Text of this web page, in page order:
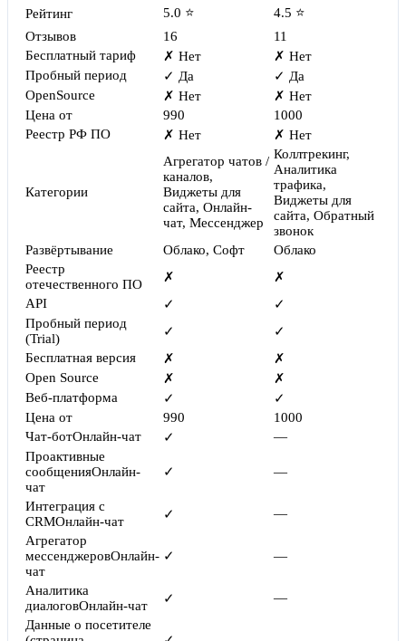
Рейтинг
5.0 ⭐
4.5 ⭐
Отзывов
16
11
Бесплатный тариф
✗ Нет
✗ Нет
Пробный период
✓ Да
✓ Да
OpenSource
✗ Нет
✗ Нет
Цена от
990
1000
Реестр РФ ПО
✗ Нет ✗ Нет
Категории
Агрегатор чатов /
каналов,
Виджеты для
сайта, Онлайн-
чат, Мессенджер
Коллтрекинг,
Аналитика
трафика,
Виджеты для
сайта, Обратный
звонок
Развёртывание
Облако, Софт
Облако
Реестр
отечественного ПО
✗
✗
API
✓
✓
Пробный период
(Trial)
✓
✓
Бесплатная версия
✗
✗
Open Source
✗
✗
Веб-платформа
✓
✓
Цена от
990
1000
Чат-ботОнлайн-чат ✓
—
Проактивные
сообщенияОнлайн-
чат
✓ —
Интеграция с
CRMОнлайн-чат ✓
—
Агрегатор
мессенджеровОнлайн-
чат
✓ —
Аналитика
диалоговОнлайн-чат ✓
—
Данные о посетителе